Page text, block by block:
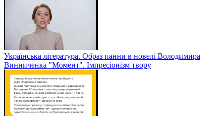
Українська література. Образ панни в новелі Володимира
Винниченка "Момент". Імпресіонізм твору